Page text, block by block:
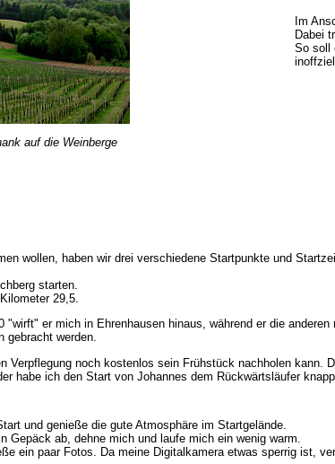
auf die Weinberge
Im
Dabei
So soll
wollen, haben wir drei verschiedene Startpunkte und
starten.
29,5.
er mich in Ehrenhausen hinaus, während er die
gebracht werden.
Verpflegung noch kostenlos sein Frühstück nachholen kann.
habe ich den Start von Johannes dem Rückwärtsläufer
und genieße die gute Atmosphäre im Startgelände.
ab, dehne mich und laufe mich ein wenig warm.
ein paar Fotos. Da meine Digitalkamera etwas sperrig ist,